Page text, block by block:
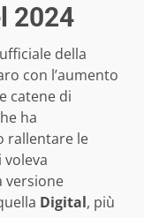
2024
della
con l’aumento
catene di
ha
rallentare le
versione
Digital, più